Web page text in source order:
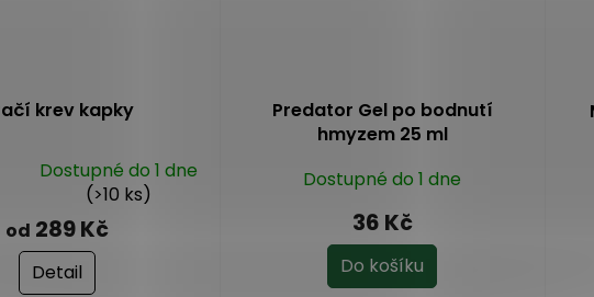
krev kapky
Dostupné do 1 dne
(>10 ks)
od 289 Kč
Detail
Predator Gel po bodnutí
hmyzem 25 ml
Dostupné do 1 dne
36 Kč
Do košíku